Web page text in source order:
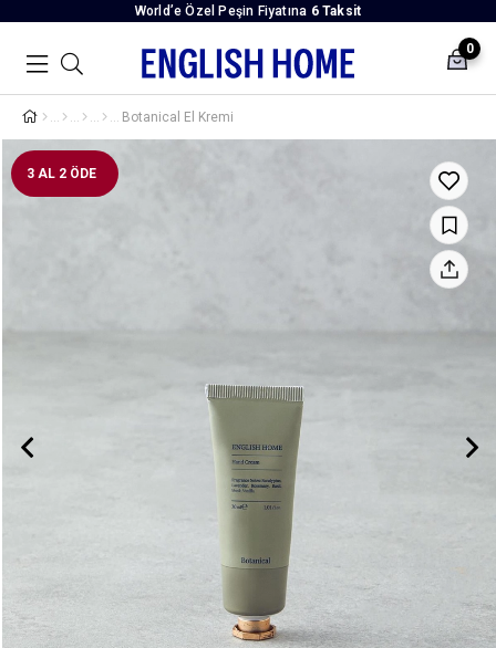
World’e Özel Peşin Fiyatına 6 Taksit
0
Botanical El Kremi
3 AL 2 ÖDE